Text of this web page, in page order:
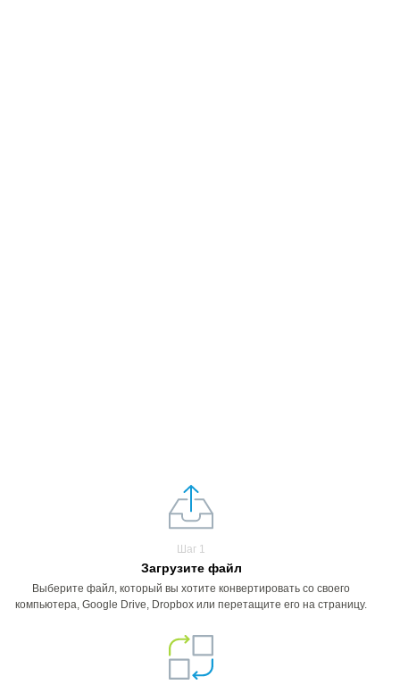
Шаг 1
Загрузите файл
Выберите файл, который вы хотите конвертировать со своего
компьютера, Google Drive, Dropbox или перетащите его на страницу.